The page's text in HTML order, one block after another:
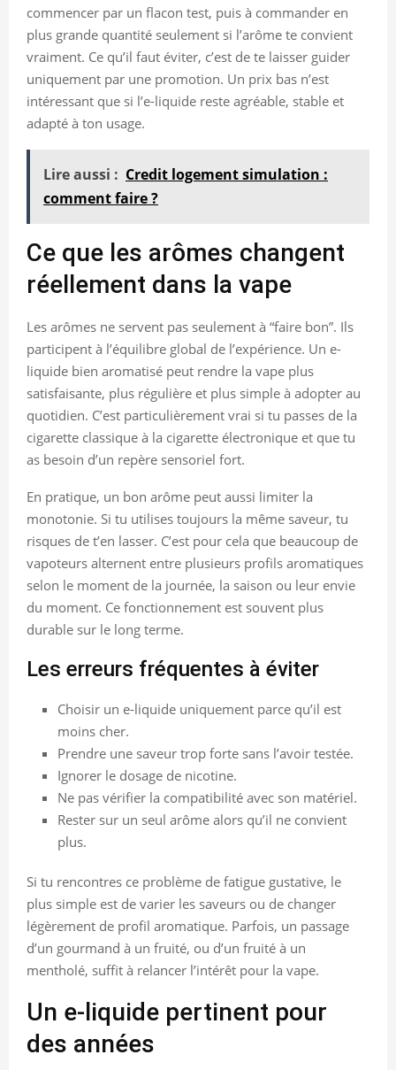
commencer par un flacon test, puis à commander en
plus grande quantité seulement si l’arôme te convient
vraiment. Ce qu’il faut éviter, c’est de te laisser guider
uniquement par une promotion. Un prix bas n’est
intéressant que si l’e-liquide reste agréable, stable et
adapté à ton usage.
Lire aussi : Credit logement simulation :
comment faire ?
Ce que les arômes changent
réellement dans la vape
Les arômes ne servent pas seulement à “faire bon”. Ils
participent à l’équilibre global de l’expérience. Un e-
liquide bien aromatisé peut rendre la vape plus
satisfaisante, plus régulière et plus simple à adopter au
quotidien. C’est particulièrement vrai si tu passes de la
cigarette classique à la cigarette électronique et que tu
as besoin d’un repère sensoriel fort.
En pratique, un bon arôme peut aussi limiter la
monotonie. Si tu utilises toujours la même saveur, tu
risques de t’en lasser. C’est pour cela que beaucoup de
vapoteurs alternent entre plusieurs profils aromatiques
selon le moment de la journée, la saison ou leur envie
du moment. Ce fonctionnement est souvent plus
durable sur le long terme.
Les erreurs fréquentes à éviter
Choisir un e-liquide uniquement parce qu’il est
moins cher.
Prendre une saveur trop forte sans l’avoir testée.
Ignorer le dosage de nicotine.
Ne pas vérifier la compatibilité avec son matériel.
Rester sur un seul arôme alors qu’il ne convient
plus.
Si tu rencontres ce problème de fatigue gustative, le
plus simple est de varier les saveurs ou de changer
légèrement de profil aromatique. Parfois, un passage
d’un gourmand à un fruité, ou d’un fruité à un
mentholé, suffit à relancer l’intérêt pour la vape.
Un e-liquide pertinent pour
des années